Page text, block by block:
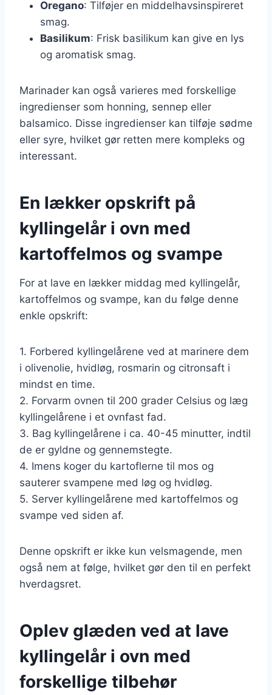
Oregano: Tilføjer en middelhavsinspireret
smag.
Basilikum: Frisk basilikum kan give en lys
og aromatisk smag.
Marinader kan også varieres med forskellige
ingredienser som honning, sennep eller
balsamico. Disse ingredienser kan tilføje sødme
eller syre, hvilket gør retten mere kompleks og
interessant.
En lækker opskrift på
kyllingelår i ovn med
kartoffelmos og svampe
For at lave en lækker middag med kyllingelår,
kartoffelmos og svampe, kan du følge denne
enkle opskrift:
1. Forbered kyllingelårene ved at marinere dem
i olivenolie, hvidløg, rosmarin og citronsaft i
mindst en time.
2. Forvarm ovnen til 200 grader Celsius og læg
kyllingelårene i et ovnfast fad.
3. Bag kyllingelårene i ca. 40-45 minutter, indtil
de er gyldne og gennemstegte.
4. Imens koger du kartoflerne til mos og
sauterer svampene med løg og hvidløg.
5. Server kyllingelårene med kartoffelmos og
svampe ved siden af.
Denne opskrift er ikke kun velsmagende, men
også nem at følge, hvilket gør den til en perfekt
hverdagsret.
Oplev glæden ved at lave
kyllingelår i ovn med
forskellige tilbehør